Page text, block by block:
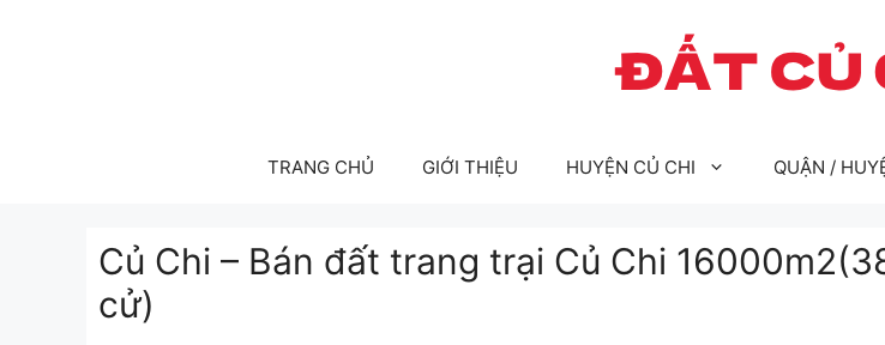
TRANG CHỦ GIỚI THIỆU HUYỆN CỦ CHI QUẬN /
Củ Chi – Bán đất trang trại Củ Chi
cử)